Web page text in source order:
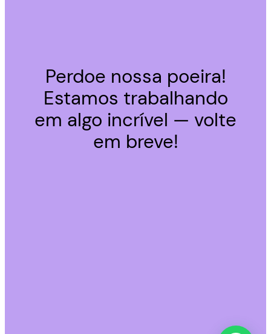
Perdoe nossa poeira!
Estamos trabalhando
em algo incrível — volte
em breve!